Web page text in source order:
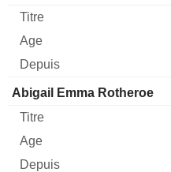
Abigail Emma Rotheroe